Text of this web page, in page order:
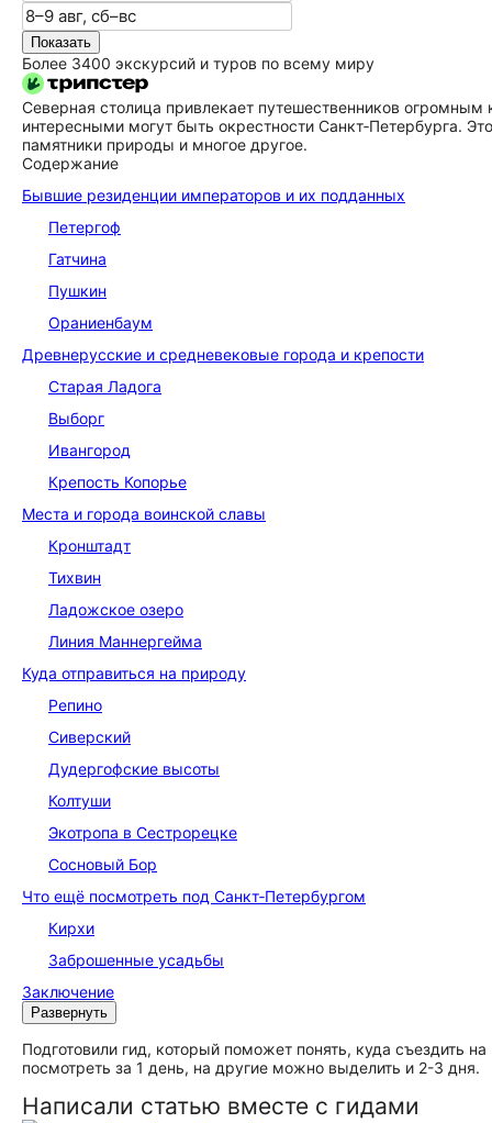
Показать
Более 3400 экскурсий и туров по всему миру
Северная столица привлекает путешественников
интересными могут быть окрестности Санкт‑Петербурга.
памятники природы и многое другое.
Содержание
Бывшие резиденции императоров и их подданных
Петергоф
Гатчина
Пушкин
Ораниенбаум
Древнерусские и средневековые города и крепости
Старая Ладога
Выборг
Ивангород
Крепость Копорье
Места и города воинской славы
Кронштадт
Тихвин
Ладожское озеро
Линия Маннергейма
Куда отправиться на природу
Репино
Сиверский
Дудергофские высоты
Колтуши
Экотропа в Сестрорецке
Сосновый Бор
Что ещё посмотреть под Санкт‑Петербургом
Кирхи
Заброшенные усадьбы
Заключение
Развернуть
Подготовили гид, который поможет понять, куда съездить
посмотреть за 1 день, на другие можно выделить и 2-3 дня.
Написали статью вместе с гидами